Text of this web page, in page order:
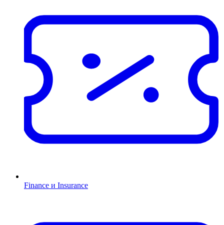
Finance и Insurance